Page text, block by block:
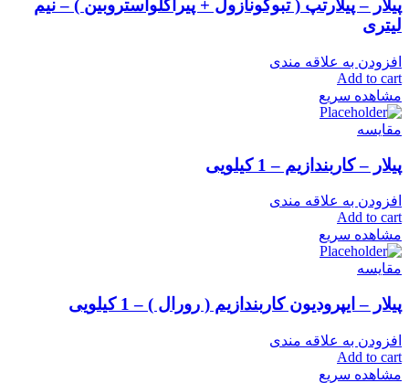
پیلار – پیلارتپ ( تبوکونازول + پیراکلواستروبین ) – نیم
لیتری
افزودن به علاقه مندی
Add to cart
مشاهده سریع
مقایسه
پیلار – کاربندازیم – 1 کیلویی
افزودن به علاقه مندی
Add to cart
مشاهده سریع
مقایسه
پیلار – ایپرودیون کاربندازیم ( رورال ) – 1 کیلویی
افزودن به علاقه مندی
Add to cart
مشاهده سریع